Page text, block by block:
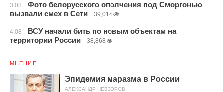
3.08
Фото белорусского ополчения под Сморгонью
вызвали смех в Сети
39,014
4.08
ВСУ начали бить по новым объектам на
территории России
38,868
МНЕНИЕ
Эпидемия маразма в России
АЛЕКСАНДР НЕВЗОРОВ